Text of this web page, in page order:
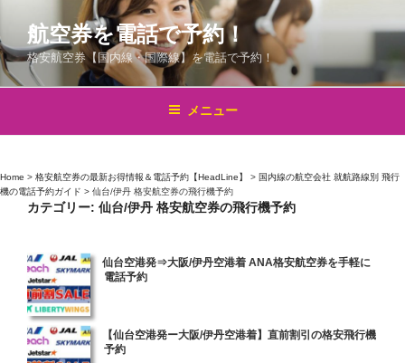
テ
ン
ス
ッ
航空券を電話で予約！
格安航空券【国内線・国際線】を電話で予約！
メニュー
Home > 格安航空券の最新お得情報＆電話予約【HeadLine】 > 国内線の航空会社 就航路線別 飛行
機の電話予約ガイド > 仙台/伊丹 格安航空券の飛行機予約
カテゴリー: 仙台/伊丹 格安航空券の飛行機予約
投
稿
仙台空港発⇒大阪/伊丹空港着 ANA格安航空券を手軽に
電話予約
投
稿
【仙台空港発ー大阪/伊丹空港着】直前割引の格安飛行機
予約